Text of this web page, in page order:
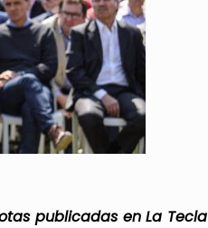
publicadas en La Tecla